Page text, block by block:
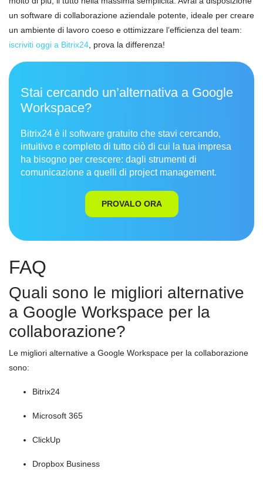
un software di collaborazione aziendale potente, ideale per creare
un ambiente di lavoro coeso e ottimizzare l’efficienza del team:
iscriviti oggi a Bitrix24 , prova la differenza!
Stai cercando un’alternativa a Google
Workspace?
Bitrix24 è il software gratuito che stavi cercando,
intuitivo e completo di tutto ciò di cui la tua impresa
ha bisogno per crescere: dagli strumenti di
comunicazione a quelli di project management.
PROVALO ORA
FAQ
Quali sono le migliori alternative
a Google Workspace per la
collaborazione?
Le migliori alternative a Google Workspace per la collaborazione
sono:
Bitrix24
Microsoft 365
ClickUp
Dropbox Business